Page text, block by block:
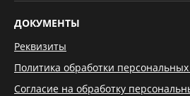
ДОКУМЕНТЫ
Реквизиты
Политика обработки
Согласие на обработку